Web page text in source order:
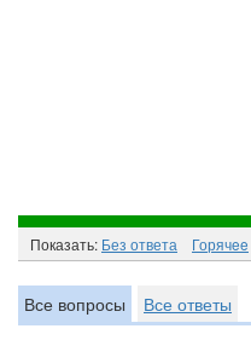
Показать: Без ответа Горячee
Все вопросы Все ответы